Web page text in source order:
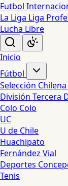
Futbol
La Liga Liga
Lucha Libre
Inicio
Fútbol
Selección Chilena
División Tercera
Colo Colo
UC
U de Chile
Huachipato
Fernández Vial
Deportes
Tenis